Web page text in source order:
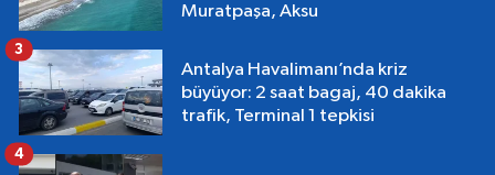
Muratpaşa, Aksu
Antalya Havalimanı’nda kriz
büyüyor: 2 saat bagaj, 40 dakika
trafik, Terminal 1 tepkisi
3
4